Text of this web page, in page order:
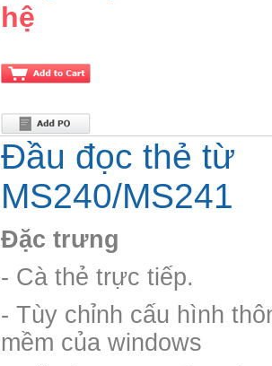
hệ
Đầu đọc thẻ từ
MS240/MS241
Đặc trưng
- Cà thẻ trực tiếp.
- Tùy chỉnh cấu hình
mềm của windows